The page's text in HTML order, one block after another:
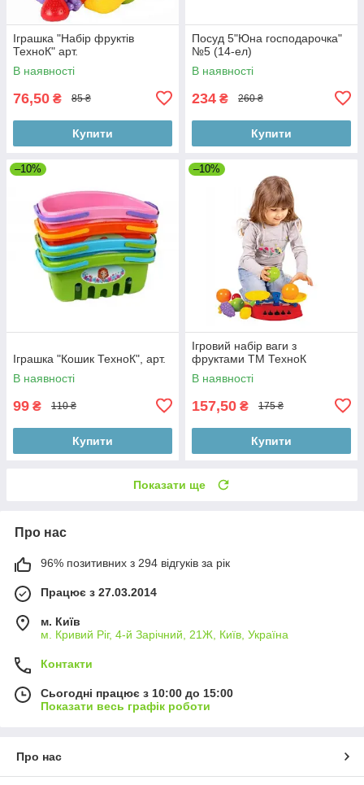
Іграшка "Набір фруктів
ТехноК" арт.
В наявності
76,50 ₴ 85 ₴
Купити
Посуд 5"Юна господарочка"
№5 (14-ел)
В наявності
234 ₴ 260 ₴
Купити
–10%
Іграшка "Кошик ТехноК", арт.
В наявності
99 ₴ 110 ₴
Купити
–10%
Ігровий набір ваги з
фруктами ТМ ТехноК
В наявності
157,50 ₴ 175 ₴
Купити
Показати ще
Про нас
96% позитивних з 294 відгуків за рік
Працює з 27.03.2014
м. Київ
м. Кривий Ріг, 4-й Зарічний, 21Ж, Київ, Україна
Контакти
Сьогодні працює з 10:00 до 15:00
Показати весь графік роботи
Про нас